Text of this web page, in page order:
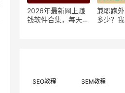
2026年最新网上赚
钱软件合集，每天免
兼职跑
多少？
SEO教程 SEM教程